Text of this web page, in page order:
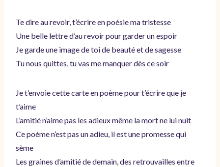
Te dire au revoir, t’écrire en poésie ma tristesse
Une belle lettre d’au revoir pour garder un espoir
Je garde une image de toi de beauté et de sagesse
Tu nous quittes, tu vas me manquer dès ce soir
Je t’envoie cette carte en poème pour t’écrire que je
t’aime
L’amitié n’aime pas les adieux même la mort ne lui nuit
Ce poème n’est pas un adieu, il est une promesse qui
sème
Les graines d’amitié de demain, des retrouvailles entre